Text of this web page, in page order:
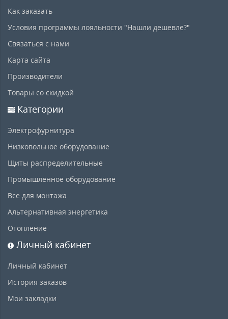
Как заказать
Условия программы лояльности "Нашли дешевле?"
Связаться с нами
Карта сайта
Производители
Товары со скидкой
Категории
Электрофурнитура
Низковольное оборудование
Щиты распределительные
Промышленное оборудование
Все для монтажа
Альтернативная энергетика
Отопление
Личный кабинет
Личный кабинет
История заказов
Мои закладки